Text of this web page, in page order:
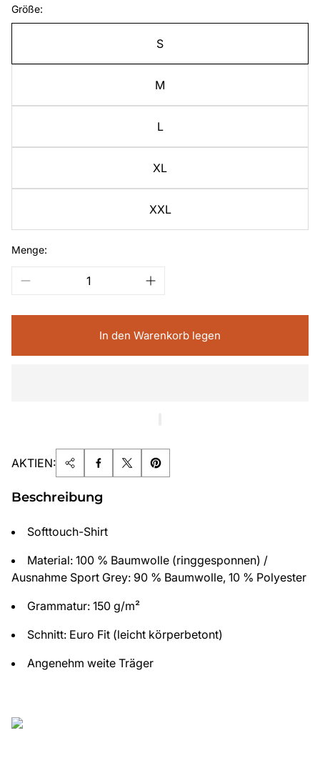
Größe:
S
M
L
XL
XXL
Menge:
In den Warenkorb legen
AKTIEN:
Beschreibung
Softtouch-Shirt
Material: 100 % Baumwolle (ringgesponnen) /
Ausnahme Sport Grey: 90 % Baumwolle, 10 % Polyester
Grammatur: 150 g/m²
Schnitt: Euro Fit (leicht körperbetont)
Angenehm weite Träger